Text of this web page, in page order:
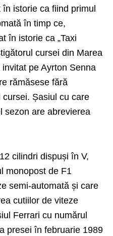
istorie ca fiind primul
în timp ce,
în istorie ca „Taxi
cursei din Marea
pe Ayrton Senna
rămăsese fără
Șasiul cu care
sezon are abrevierea
cilindri dispuși în V,
monopost de F1
semi-automată și care
cutiilor de viteze
Ferrari cu numărul
presei în februarie 1989